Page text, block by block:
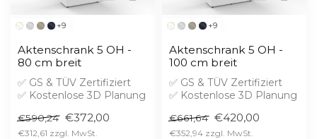
+9
Aktenschrank 5 OH -
80 cm breit
✅ GS & TÜV Zertifiziert
✅ Kostenlose 3D Planung
Aufprei...
€590,24 €372,00
€312,61
+9
Aktenschrank 5 OH -
100 cm breit
✅ GS & TÜV Zertifiziert
✅ Kostenlose 3D Planung
Aufprei...
€661,64 €420,00
€352,94